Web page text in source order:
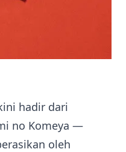
hadir dari
no Komeya —
oleh